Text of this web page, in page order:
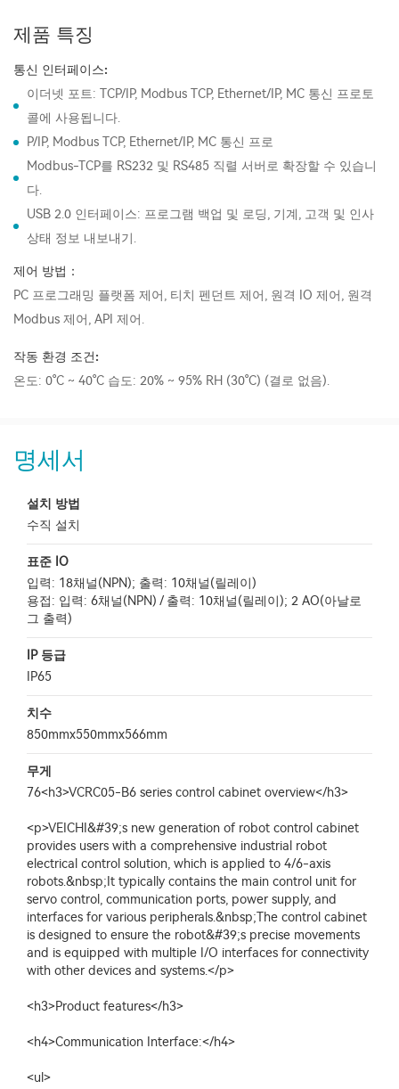
제품 특징
통신 인터페이스:
이더넷 포트: TCP/IP, Modbus TCP, Ethernet/IP, MC 통신 프로토
콜에 사용됩니다.
P/IP, Modbus TCP, Ethernet/IP, MC 통신 프로
Modbus-TCP를 RS232 및 RS485 직렬 서버로 확장할 수 있습니
다.
USB 2.0 인터페이스: 프로그램 백업 및 로딩, 기계, 고객 및 인사
상태 정보 내보내기.
제어 방법：
PC 프로그래밍 플랫폼 제어, 티치 펜던트 제어, 원격 IO 제어, 원격
Modbus 제어, API 제어.
작동 환경 조건:
온도: 0°C ~ 40°C 습도: 20% ~ 95% RH (30°C) (결로 없음).
명세서
설치 방법
수직 설치
표준 IO
입력: 18채널(NPN); 출력: 10채널(릴레이)
용접: 입력: 6채널(NPN) / 출력: 10채널(릴레이); 2 AO(아날로
그 출력)
IP 등급
IP65
치수
850mmx550mmx566mm
무게
76<h3>VCRC05-B6 series control cabinet overview</h3>
<p>VEICHI&#39;s new generation of robot control cabinet
provides users with a comprehensive industrial robot
electrical control solution, which is applied to 4/6-axis
robots.&nbsp;It typically contains the main control unit for
servo control, communication ports, power supply, and
interfaces for various peripherals.&nbsp;The control cabinet
is designed to ensure the robot&#39;s precise movements
and is equipped with multiple I/O interfaces for connectivity
with other devices and systems.</p>
<h3>Product features</h3>
<h4>Communication Interface:</h4>
<ul>